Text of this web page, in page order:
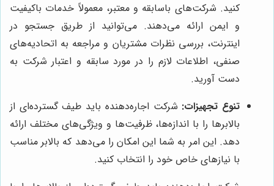
کنید. شرکت‌های باسابقه و معتبر، معمولاً خدمات باکیفیت
و ایمن ارائه می‌دهند. می‌توانید از طریق جستجو در
اینترنت، بررسی نظرات مشتریان و مراجعه به اتحادیه‌های
صنفی، اطلاعات لازم را در مورد سابقه و اعتبار شرکت به
دست آورید.
تنوع تجهیزات: شرکت اجاره‌دهنده باید طیف گسترده‌ای از
بالابرها را با اندازه‌ها، ظرفیت‌ها و ویژگی‌های مختلف ارائه
دهد. این امر به شما این امکان را می‌دهد که بالابر مناسب
با نیازهای خاص خود را انتخاب کنید.